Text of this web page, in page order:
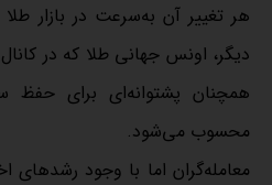
هر تغییر آن به‌سرعت در بازار
همچنان پشتوانه‌ای برای حفظ
محسوب می‌شود.
معامله‌گران اما با وجود رشدهای